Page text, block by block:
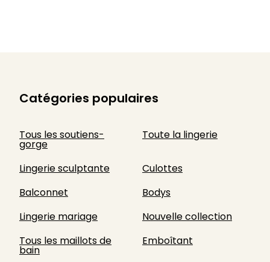
Catégories populaires
Tous les soutiens-
gorge
Toute la lingerie
Lingerie sculptante
Culottes
Balconnet
Bodys
Lingerie mariage
Nouvelle collection
Tous les maillots de
bain
Emboîtant